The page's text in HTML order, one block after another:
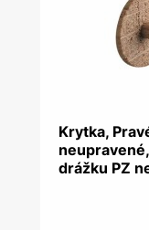
Krytka,
drážku PZ